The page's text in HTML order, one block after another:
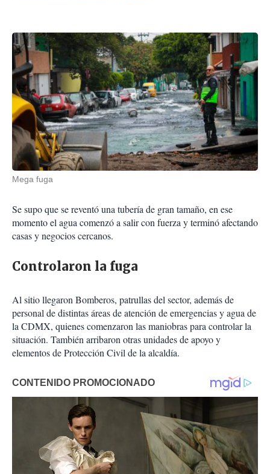
Mega fuga
Se supo que se reventó una tubería de gran tamaño, en ese
momento el agua comenzó a salir con fuerza y terminó afectando
casas y negocios cercanos.
Controlaron la fuga
Al sitio llegaron Bomberos, patrullas del sector, además de
personal de distintas áreas de atención de emergencias y agua de
la CDMX, quienes comenzaron las maniobras para controlar la
situación. También arribaron otras unidades de apoyo y
elementos de Protección Civil de la alcaldía.